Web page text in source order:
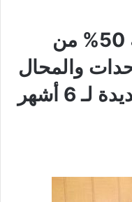
مد مهلة تخفيض نسبة 50% من
والمحال
والأراضي بالمدن الجديدة لـ 6 أشهر